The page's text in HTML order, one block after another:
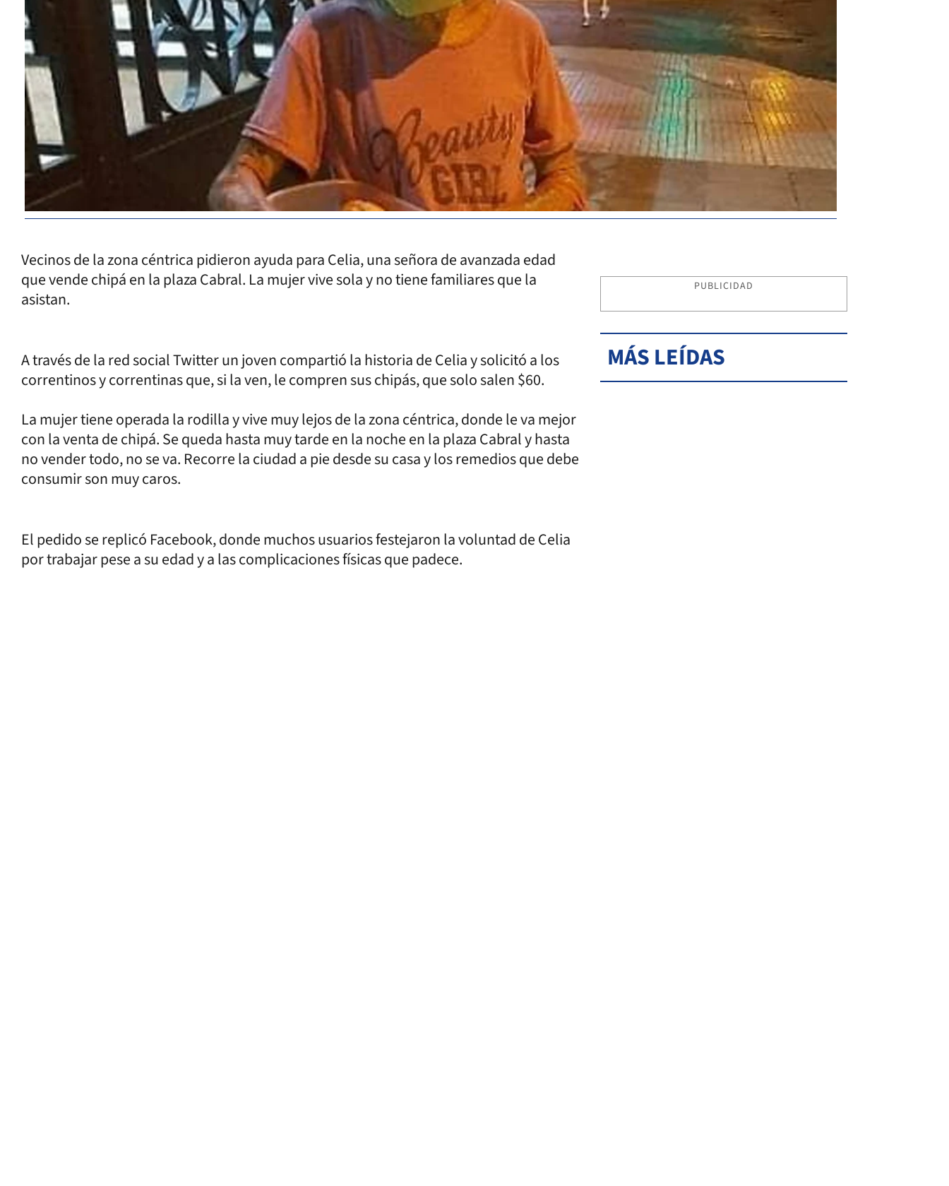
Vecinos de la zona céntrica pidieron ayuda para Celia, una señora de avanzada edad
que vende chipá en la plaza Cabral. La mujer vive sola y no tiene familiares que la
asistan.
A través de la red social Twitter un joven compartió la historia de Celia y solicitó a los
correntinos y correntinas que, si la ven, le compren sus chipás, que solo salen $60.
La mujer tiene operada la rodilla y vive muy lejos de la zona céntrica, donde le va mejor
con la venta de chipá. Se queda hasta muy tarde en la noche en la plaza Cabral y hasta
no vender todo, no se va. Recorre la ciudad a pie desde su casa y los remedios que debe
consumir son muy caros.
El pedido se replicó Facebook, donde muchos usuarios festejaron la voluntad de Celia
por trabajar pese a su edad y a las complicaciones físicas que padece.
PUBLICIDAD
MÁS LEÍDAS